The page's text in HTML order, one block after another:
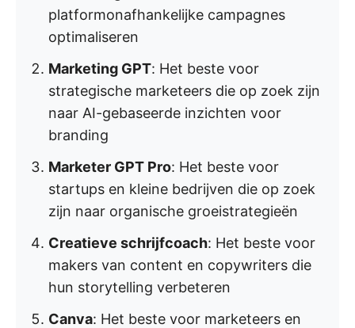
platformonafhankelijke campagnes
optimaliseren
Marketing GPT: Het beste voor
strategische marketeers die op zoek zijn
naar AI-gebaseerde inzichten voor
branding
Marketer GPT Pro: Het beste voor
startups en kleine bedrijven die op zoek
zijn naar organische groeistrategieën
Creatieve schrijfcoach: Het beste voor
makers van content en copywriters die
hun storytelling verbeteren
Canva: Het beste voor marketeers en